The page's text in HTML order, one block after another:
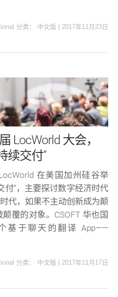
分类： 中文版 2017年11月23日
LocWorld 大会，
续交付”
在美国加州硅谷举
付”，主要探讨数字经济时代
代，如果不主动创新成为颠
覆的对象。CSOFT 华也国
基于聊天的翻译 App——
分类： 中文版 2017年11月17日